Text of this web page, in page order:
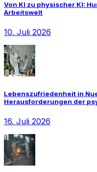
Von KI zu physischer KI:
Arbeitswelt
10. Juli 2026
Lebenszufriedenheit in
Herausforderungen der
16. Juli 2026